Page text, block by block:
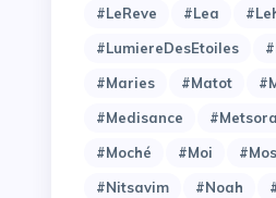
#LeReve
#Lea
#LumiereDesEtoiles
#Maries
#Matot
#Medisance
#Metsora
#Moché
#Moi
#Nitsavim
#Noah